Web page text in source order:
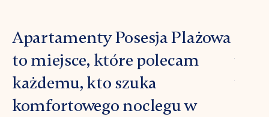
Apartamenty Posesja Plażowa
to miejsce, które polecam
każdemu, kto szuka
komfortowego noclegu w